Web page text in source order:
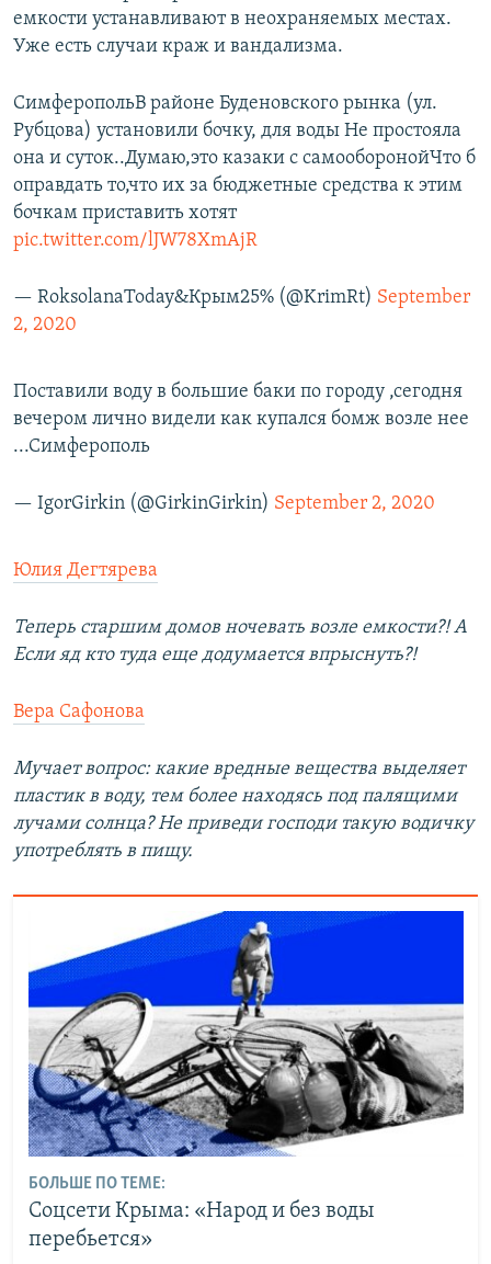
емкости устанавливают в неохраняемых местах.
Уже есть случаи краж и вандализма.
СимферопольВ районе Буденовского рынка (ул.
Рубцова) установили бочку, для воды Не простояла
она и суток..Думаю,это казаки с самооборонойЧто б
оправдать то,что их за бюджетные средства к этим
бочкам приставить хотят
pic.twitter.com/lJW78XmAjR
— RoksolanaToday&Крым25% (@KrimRt) September
2, 2020
Поставили воду в большие баки по городу ,сегодня
вечером лично видели как купался бомж возле нее
...Симферополь
— IgorGirkin (@GirkinGirkin) September 2, 2020
Юлия Дегтярева
Теперь старшим домов ночевать возле емкости?! А
Если яд кто туда еще додумается впрыснуть?!
Вера Сафонова
Мучает вопрос: какие вредные вещества выделяет
пластик в воду, тем более находясь под палящими
лучами солнца? Не приведи господи такую водичку
употреблять в пищу.
БОЛЬШЕ ПО ТЕМЕ:
Соцсети Крыма: «Народ и без воды
перебьется»